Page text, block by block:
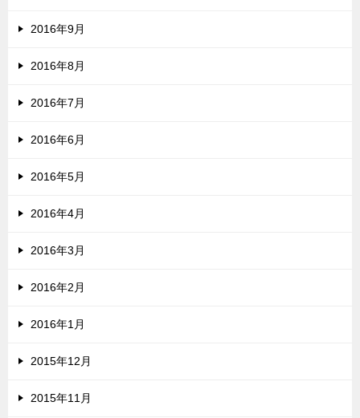
2016年9月
2016年8月
2016年7月
2016年6月
2016年5月
2016年4月
2016年3月
2016年2月
2016年1月
2015年12月
2015年11月